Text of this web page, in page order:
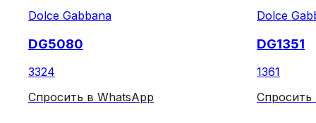
Dolce Gabbana
DG5080
3324
Спросить в WhatsApp
Dolce
DG1351
1361
Спросить